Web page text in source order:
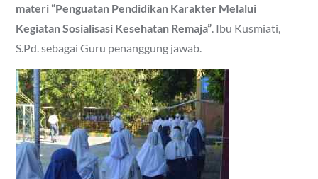
materi “Penguatan Pendidikan Karakter Melalui
Kegiatan Sosialisasi Kesehatan Remaja”. Ibu Kusmiati,
S.Pd. sebagai Guru penanggung jawab.